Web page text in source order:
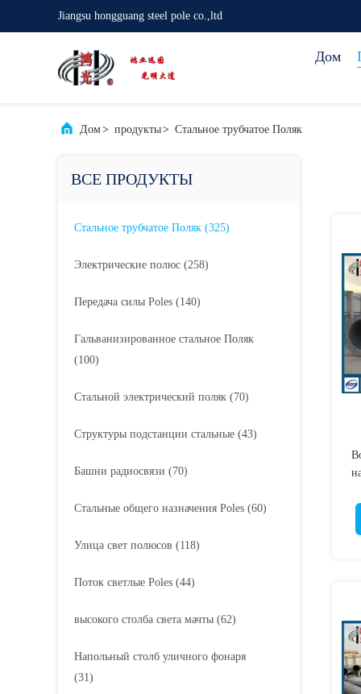
Jiangsu hongguang steel pole co.,ltd
Дом
Дом> продукты> Стальное трубчатое Поляк
ВСЕ ПРОДУКТЫ
Стальное трубчатое Поляк (325)
Электрические полюс (258)
Передача силы Poles (140)
Гальванизированное стальное Поляк
(100)
Стальной электрический поляк (70)
Структуры подстанции стальные (43)
Башни радиосвязи (70)
Стальные общего назначения Poles (60)
Улица свет полюсов (118)
Поток светлые Poles (44)
высокого столба света мачты (62)
Напольный столб уличного фонаря
(31)